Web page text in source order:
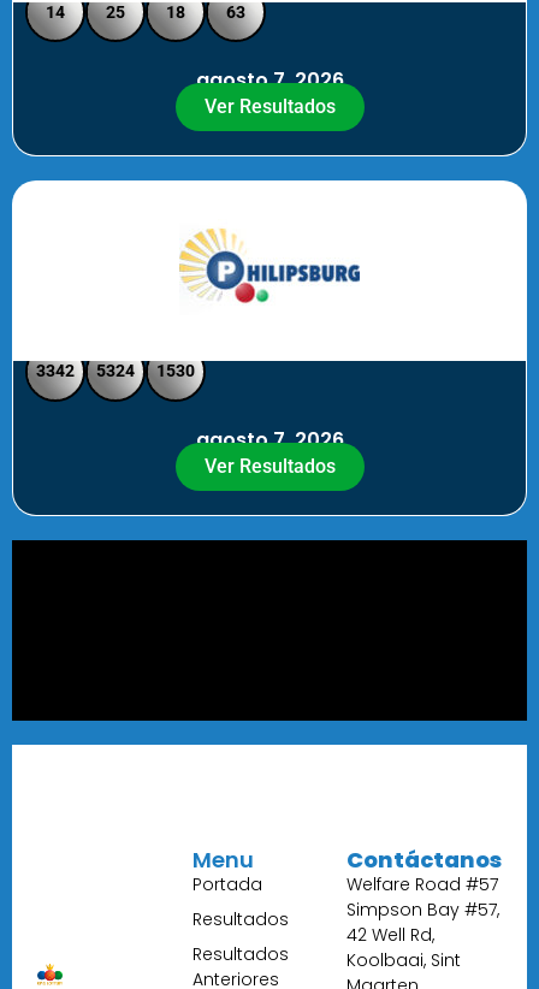
14 25 18 63
agosto 7, 2026
Ver Resultados
3342 5324 1530
agosto 7, 2026
Ver Resultados
Menu
Portada
Resultados
Resultados
Anteriores
Contáctanos
Welfare Road #57
Simpson Bay #57,
42 Well Rd,
Koolbaai, Sint